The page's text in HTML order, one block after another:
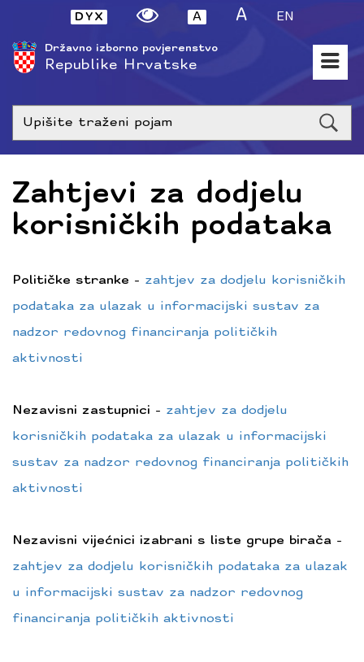
Državno izborno povjerenstvo
Republike Hrvatske
A A EN
traženi
Zahtjevi za dodjelu
korisničkih podataka
Političke stranke - zahtjev za dodjelu korisničkih
podataka za ulazak u informacijski sustav za
nadzor redovnog financiranja političkih
aktivnosti
Nezavisni zastupnici - zahtjev za dodjelu
korisničkih podataka za ulazak u informacijski
sustav za nadzor redovnog financiranja političkih
aktivnosti
Nezavisni vijećnici izabrani s liste grupe birača -
zahtjev za dodjelu korisničkih podataka za ulazak
u informacijski sustav za nadzor redovnog
financiranja političkih aktivnosti